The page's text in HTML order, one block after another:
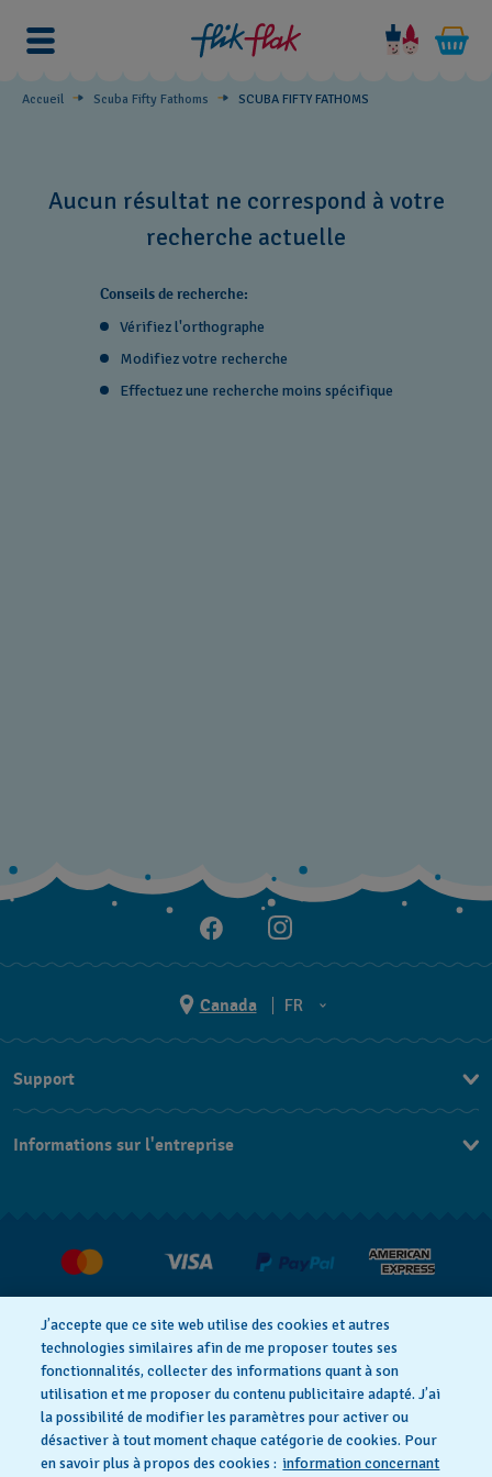
SCUBA
FIFTY
FATHOMS
Accueil Scuba Fifty Fathoms SCUBA FIFTY FATHOMS
Aucun résultat ne correspond à votre
recherche actuelle
Conseils de recherche:
Vérifiez l'orthographe
Modifiez votre recherche
Effectuez une recherche moins spécifique
Canada
FR
EN
Support
Informations sur l'entreprise
Déclaration de confidentialité
J’accepte que ce site web utilise des cookies et autres
technologies similaires afin de me proposer toutes ses
fonctionnalités, collecter des informations quant à son
utilisation et me proposer du contenu publicitaire adapté. J’ai
la possibilité de modifier les paramètres pour activer ou
désactiver à tout moment chaque catégorie de cookies. Pour
en savoir plus à propos des cookies : information concernant